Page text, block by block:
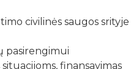
civilinės saugos srityje
pasirengimui
finansavimas